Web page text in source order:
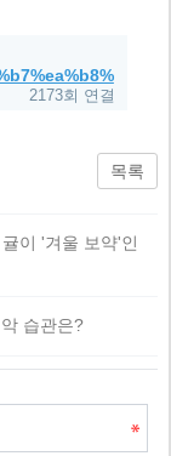
2173회 연결
목록
이 '겨울 보약'인
습관은?